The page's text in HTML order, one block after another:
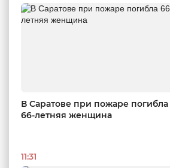
В Саратове при пожаре погибла
66-летняя женщина
11:31